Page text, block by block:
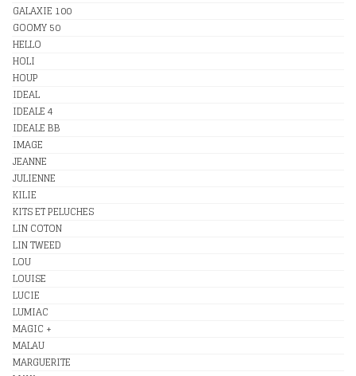
GALAXIE 100
GOOMY 50
HELLO
HOLI
HOUP
IDEAL
IDEALE 4
IDEALE BB
IMAGE
JEANNE
JULIENNE
KILIE
KITS ET PELUCHES
LIN COTON
LIN TWEED
LOU
LOUISE
LUCIE
LUMIAC
MAGIC +
MALAU
MARGUERITE